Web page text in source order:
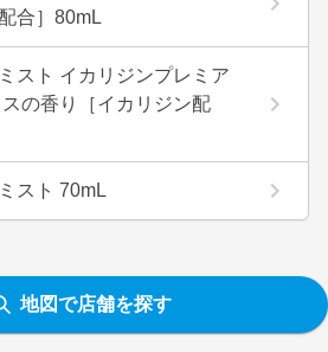
合］80mL
スト イカリジンプレミア
の香り［イカリジン配
スト 70mL
地図で店舗を探す